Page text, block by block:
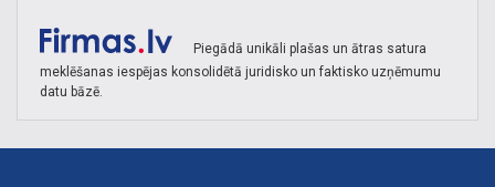
Piegādā unikāli plašas un ātras satura
meklēšanas iespējas konsolidētā juridisko un faktisko uzņēmumu
datu bāzē.